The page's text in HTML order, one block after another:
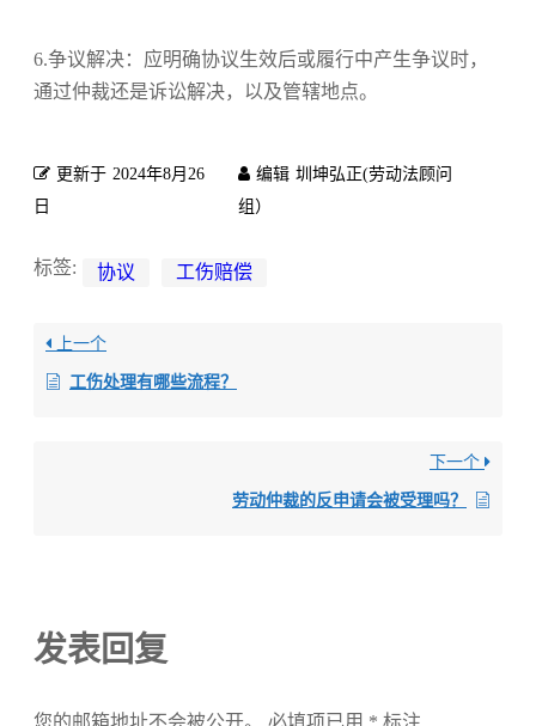
6.争议解决：应明确协议生效后或履行中产生争议时，
通过仲裁还是诉讼解决，以及管辖地点。
更新于 2024年8月26
日
编辑 圳坤弘正(劳动法顾问
组）
标签: 协议 工伤赔偿
上一个
工伤处理有哪些流程？
下一个
劳动仲裁的反申请会被受理吗？
发表回复
您的邮箱地址不会被公开。 必填项已用 * 标注